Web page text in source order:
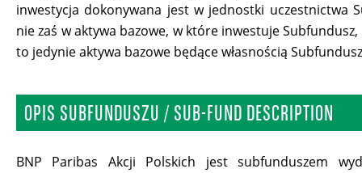
inwestycja dokonywana jest w jednostki uczestnictwa
nie zaś w aktywa bazowe, w które inwestuje
to jedynie aktywa bazowe będące własnością
OPIS SUBFUNDUSZU / SUB-FUND DESCRIPTION
BNP Paribas Akcji Polskich jest subfunduszem